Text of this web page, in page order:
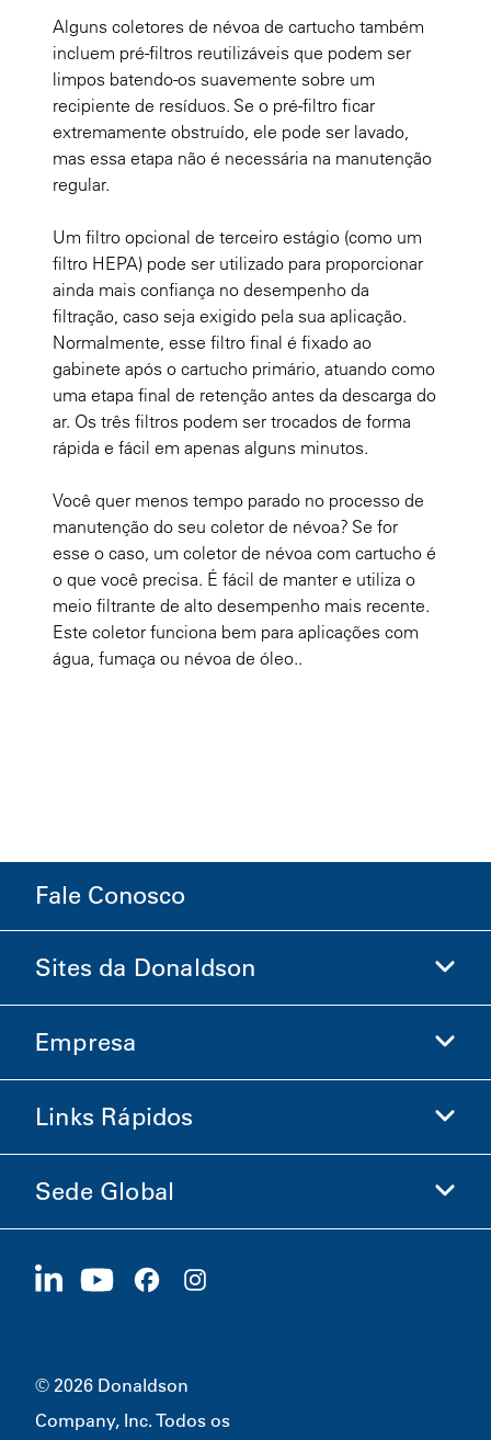
Alguns coletores de névoa de cartucho também
incluem pré-filtros reutilizáveis que podem ser
limpos batendo-os suavemente sobre um
recipiente de resíduos. Se o pré-filtro ficar
extremamente obstruído, ele pode ser lavado,
mas essa etapa não é necessária na manutenção
regular.
Um filtro opcional de terceiro estágio (como um
filtro HEPA) pode ser utilizado para proporcionar
ainda mais confiança no desempenho da
filtração, caso seja exigido pela sua aplicação.
Normalmente, esse filtro final é fixado ao
gabinete após o cartucho primário, atuando como
uma etapa final de retenção antes da descarga do
ar. Os três filtros podem ser trocados de forma
rápida e fácil em apenas alguns minutos.
Você quer menos tempo parado no processo de
manutenção do seu coletor de névoa? Se for
esse o caso, um coletor de névoa com cartucho é
o que você precisa. É fácil de manter e utiliza o
meio filtrante de alto desempenho mais recente.
Este coletor funciona bem para aplicações com
água, fumaça ou névoa de óleo..​​
Fale Conosco
Sites da Donaldson
Donaldson Life Sciences
Empresa
Informações sobre a Empresa
Carreiras
Links Rápidos
Investidores
Sustentabilidade
Sede Global
1400 W 94th Street
© 2026 Donaldson
Company, Inc. Todos os